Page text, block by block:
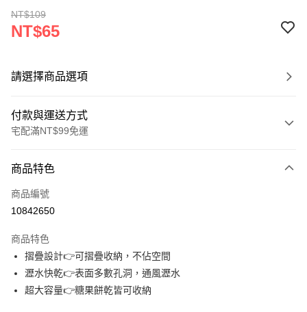
NT$109
NT$65
請選擇商品選項
付款與運送方式
宅配滿NT$99免運
信用卡一次付款
信用卡分期付款
合作金庫商業銀行
華南商業銀行
彰化商業銀行
上海商業儲蓄銀行
台北富邦商業銀行
國泰世華商業銀行
超商取貨付款
LINE Pay
商品特色
商品編號
10842650
商品特色
摺疊設計👉可摺疊收納，不佔空間
瀝水快乾👉表面多數孔洞，通風瀝水
超大容量👉糖果餅乾皆可收納